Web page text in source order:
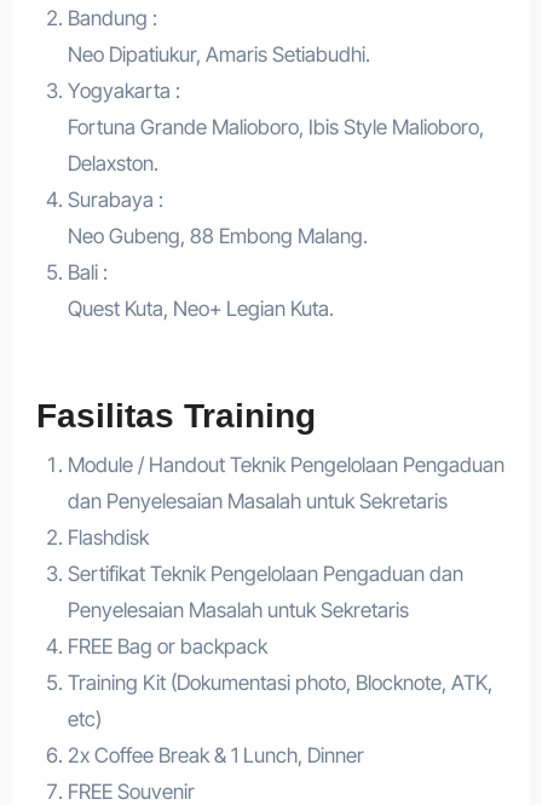
Bandung :
Neo Dipatiukur, Amaris Setiabudhi.
Yogyakarta :
Fortuna Grande Malioboro, Ibis Style Malioboro,
Delaxston.
Surabaya :
Neo Gubeng, 88 Embong Malang.
Bali :
Quest Kuta, Neo+ Legian Kuta.
Fasilitas Training
Module / Handout Teknik Pengelolaan Pengaduan
dan Penyelesaian Masalah untuk Sekretaris
Flashdisk
Sertifikat Teknik Pengelolaan Pengaduan dan
Penyelesaian Masalah untuk Sekretaris
FREE Bag or backpack
Training Kit (Dokumentasi photo, Blocknote, ATK,
etc)
2x Coffee Break & 1 Lunch, Dinner
FREE Souvenir